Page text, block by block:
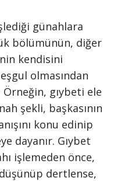
günahlara
bölümünün, diğer
kendisini
olmasından
Örneğin, gıybeti ele
şekli, başkasının
konu edinip
dayanır. Gıybet
işlemeden önce,
dertlense,